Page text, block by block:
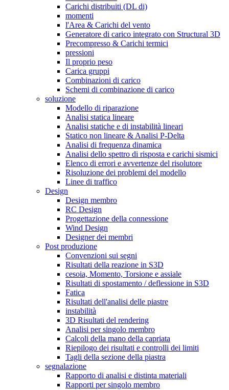
Carichi distribuiti (DL di)
momenti
l'Area & Carichi del vento
Generatore di carico integrato con Structural 3D
Precompresso & Carichi termici
pressioni
Il proprio peso
Carica gruppi
Combinazioni di carico
Schemi di combinazione di carico
soluzione
Modello di riparazione
Analisi statica lineare
Analisi statiche e di instabilità lineari
Statico non lineare & Analisi P-Delta
Analisi di frequenza dinamica
Analisi dello spettro di risposta e carichi sismici
Elenco di errori e avvertenze del risolutore
Risoluzione dei problemi del modello
Linee di traffico
Design
Design membro
RC Design
Progettazione della connessione
Wind Design
Designer dei membri
Post produzione
Convenzioni sui segni
Risultati della reazione in S3D
cesoia, Momento, Torsione e assiale
Risultati di spostamento / deflessione in S3D
Fatica
Risultati dell'analisi delle piastre
instabilità
3D Risultati del rendering
Analisi per singolo membro
Calcoli della mano della capriata
Riepilogo dei risultati e controlli dei limiti
Tagli della sezione della piastra
segnalazione
Rapporto di analisi e distinta materiali
Rapporti per singolo membro